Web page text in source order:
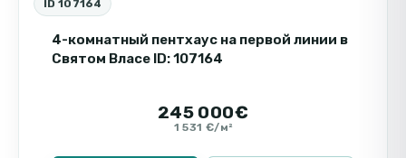
ID 107164
4-комнатный пентхаус на первой линии в
Святом Власе ID: 107164
245 000€
1 531 €/м²